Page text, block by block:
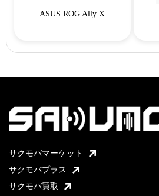
ASUS ROG Ally X
サクモバマーケット
サクモバプラス
サクモバ買取